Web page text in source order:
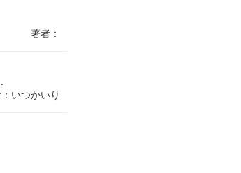
著者：
いつかいり